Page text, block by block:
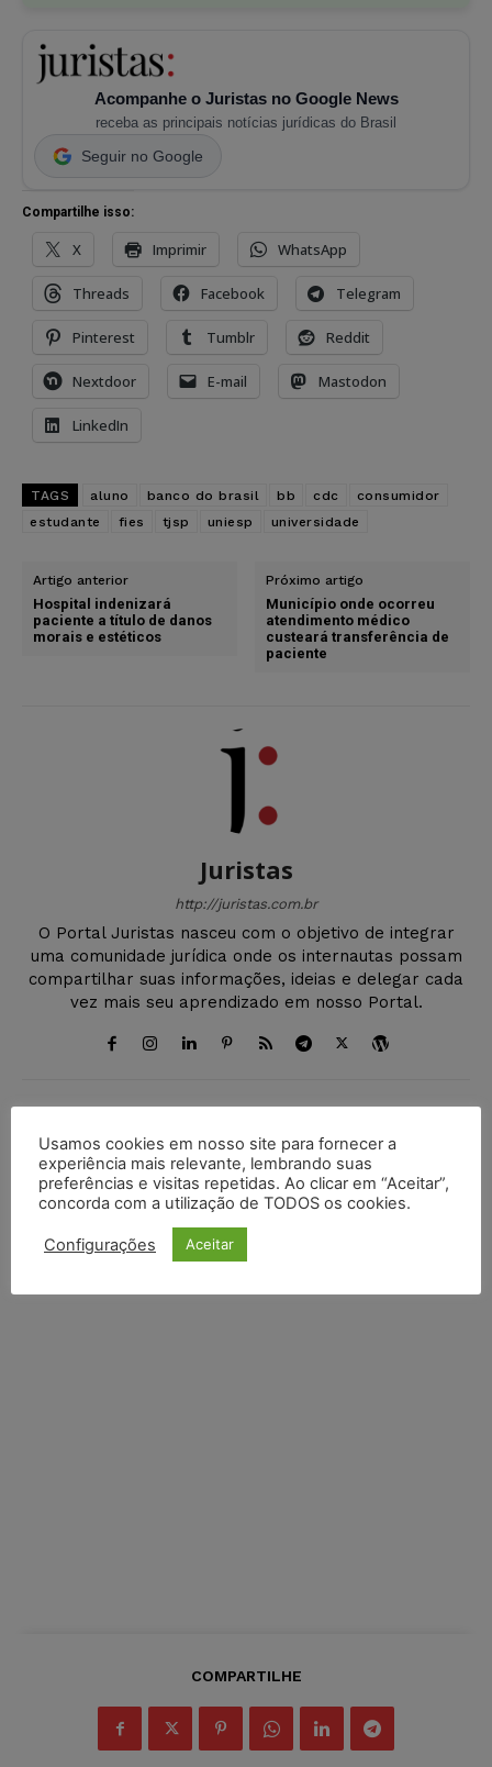
Acompanhe o Juristas no Google News
receba as principais notícias jurídicas do Brasil
Seguir no Google
Compartilhe isso:
X Imprimir WhatsApp
Threads Facebook Telegram
Pinterest Tumblr Reddit
Nextdoor E-mail Mastodon
LinkedIn
TAGS aluno banco do brasil bb cdc
consumidor
estudante
fies tjsp uniesp universidade
Artigo anterior
Hospital indenizará
paciente a título de danos
morais e estéticos
Próximo artigo
Município onde ocorreu
atendimento médico
custeará transferência de
paciente
Juristas
http://juristas.com.br
O Portal Juristas nasceu com o objetivo de integrar
uma comunidade jurídica onde os internautas possam
compartilhar suas informações, ideias e delegar cada
vez mais seu aprendizado em nosso Portal.
Default Comments (0) Facebook Comments Disqus Comments
COMPARTILHE
Usamos cookies em nosso site para fornecer a
experiência mais relevante, lembrando suas
preferências e visitas repetidas. Ao clicar em “Aceitar”,
concorda com a utilização de TODOS os cookies.
Configurações Aceitar